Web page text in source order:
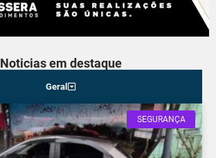
Noticias em destaque
Geral
SEGURANÇA